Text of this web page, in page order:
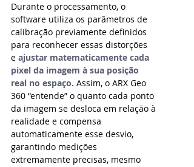
Durante o processamento, o
software utiliza os parâmetros de
calibração previamente definidos
para reconhecer essas distorções
e ajustar matematicamente cada
pixel da imagem à sua posição
real no espaço. Assim, o ARX Geo
360 “entende” o quanto cada ponto
da imagem se desloca em relação à
realidade e compensa
automaticamente esse desvio,
garantindo medições
extremamente precisas, mesmo